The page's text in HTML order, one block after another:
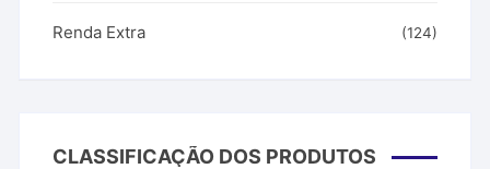
Renda Extra (124)
CLASSIFICAÇÃO DOS PRODUTOS